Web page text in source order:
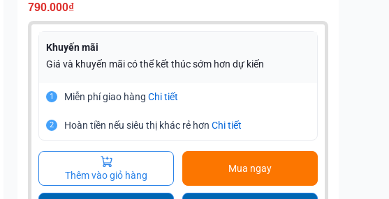
790.000₫
Khuyến mãi
Giá và khuyến mãi có thể kết thúc sớm hơn dự kiến
1 Miễn phí giao hàng Chi tiết
2 Hoàn tiền nếu siêu thị khác rẻ hơn Chi tiết
Thêm vào giỏ hàng
Mua ngay